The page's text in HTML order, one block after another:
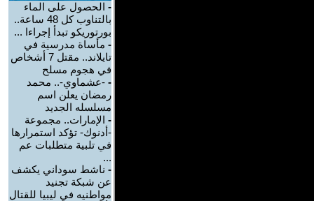
- الحصول على الماء
بالتناوب كل 48 ساعة..
بورتوريكو تبدأ إجراءا ...
- مأساة مدرسية في
تايلاند.. مقتل 7 أشخاص
في هجوم مسلح
- -عشماوي-.. محمد
رمضان يعلن اسم
مسلسله الجديد
- الإمارات.. مجموعة
-أدنوك- تؤكد استمرارها
في تلبية متطلبات عم
...
- ناشط سوداني يكشف
عن شبكة تجنيد
مواطنيه في ليبيا للقتال